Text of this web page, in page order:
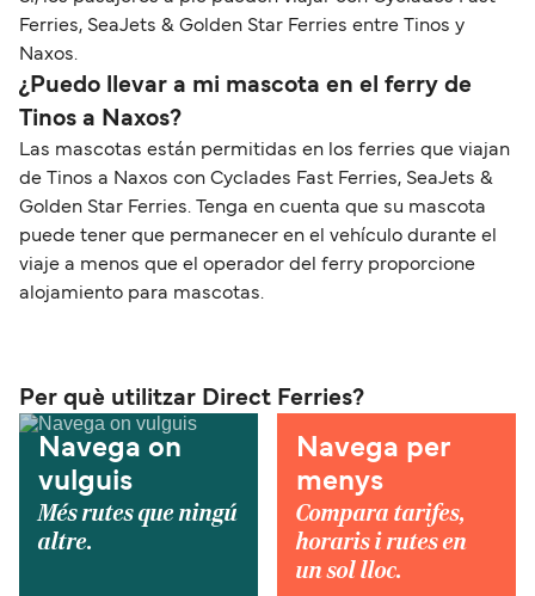
Ferries, SeaJets & Golden Star Ferries entre Tinos y
Naxos.
¿Puedo llevar a mi mascota en el ferry de
Tinos a Naxos?
Las mascotas están permitidas en los ferries que viajan
de Tinos a Naxos con Cyclades Fast Ferries, SeaJets &
Golden Star Ferries. Tenga en cuenta que su mascota
puede tener que permanecer en el vehículo durante el
viaje a menos que el operador del ferry proporcione
alojamiento para mascotas.
Per què utilitzar Direct Ferries?
Navega on
vulguis
Més rutes que ningú
altre.
Navega per
menys
Compara tarifes,
horaris i rutes en
un sol lloc.